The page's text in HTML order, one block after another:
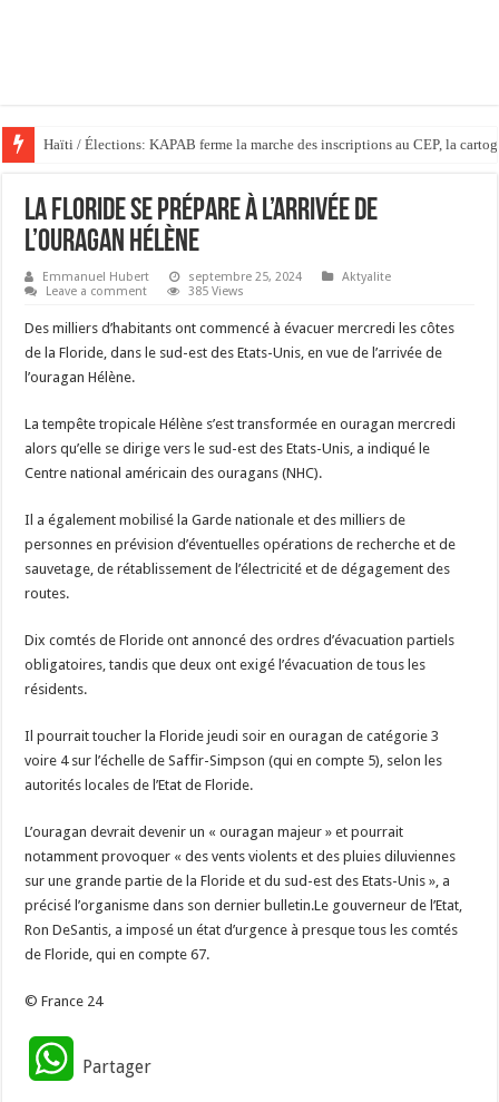
Haïti / Élections: KAPAB ferme la marche des inscriptions au CEP, la
La Floride se prépare à l’arrivée de
l’ouragan Hélène
Emmanuel Hubert septembre 25, 2024
Aktyalite
Leave a comment
385 Views
Des milliers d’habitants ont commencé à évacuer mercredi les côtes
de la Floride, dans le sud-est des Etats-Unis, en vue de l’arrivée de
l’ouragan Hélène.
La tempête tropicale Hélène s’est transformée en ouragan mercredi
alors qu’elle se dirige vers le sud-est des Etats-Unis, a indiqué le
Centre national américain des ouragans (NHC).
Il a également mobilisé la Garde nationale et des milliers de
personnes en prévision d’éventuelles opérations de recherche et de
sauvetage, de rétablissement de l’électricité et de dégagement des
routes.
Dix comtés de Floride ont annoncé des ordres d’évacuation partiels
obligatoires, tandis que deux ont exigé l’évacuation de tous les
résidents.
Il pourrait toucher la Floride jeudi soir en ouragan de catégorie 3
voire 4 sur l’échelle de Saffir-Simpson (qui en compte 5), selon les
autorités locales de l’Etat de Floride.
L’ouragan devrait devenir un « ouragan majeur » et pourrait
notamment provoquer « des vents violents et des pluies diluviennes
sur une grande partie de la Floride et du sud-est des Etats-Unis », a
précisé l’organisme dans son dernier bulletin.Le gouverneur de l’Etat,
Ron DeSantis, a imposé un état d’urgence à presque tous les comtés
de Floride, qui en compte 67.
© France 24
W
Partager